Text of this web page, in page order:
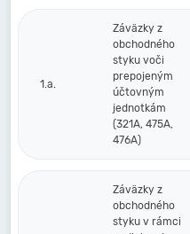
1.a.
Záväzky z
obchodného
styku voči
prepojeným
účtovným
jednotkám
(321A, 475A,
476A)
Záväzky z
obchodného
styku v rámci